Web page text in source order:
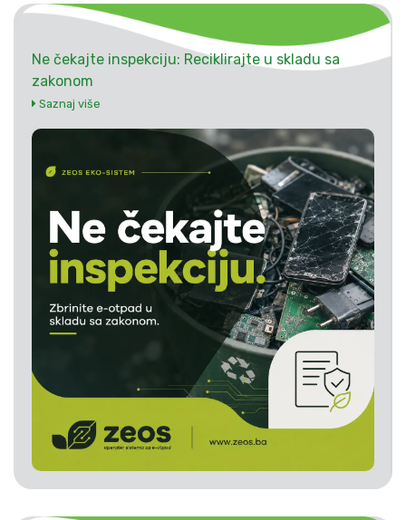
Ne čekajte inspekciju: Reciklirajte u skladu sa
zakonom
Saznaj više